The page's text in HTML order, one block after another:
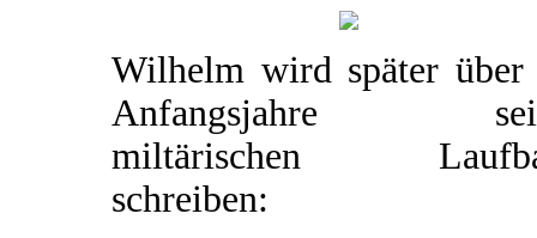
Wilhelm wird später über
Anfangsjahre
miltärischen
schreiben: